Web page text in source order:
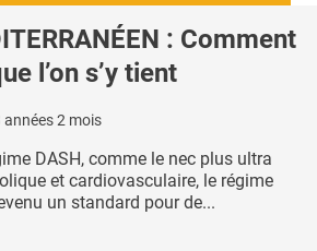
: Comment
l’on s’y tient
années 2 mois
DASH, comme le nec plus ultra
et cardiovasculaire, le régime
un standard pour de...